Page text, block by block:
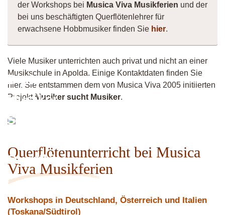
der Workshops bei Musica Viva Musikferien und der
bei uns beschäftigten Querflötenlehrer für
erwachsene Hobbmusiker finden Sie hier.
Viele Musiker unterrichten auch privat und nicht an einer
Musikschule in Apolda. Einige Kontaktdaten finden Sie
hier. Sie entstammen dem von Musica Viva 2005 initiierten
Projekt Musiker sucht Musiker.
Dipl.-
Musiker
Saxophon
Querflöte
Querflötenunterricht bei Musica
Viva Musikferien
Workshops in Deutschland, Österreich und Italien
(Toskana/Südtirol)